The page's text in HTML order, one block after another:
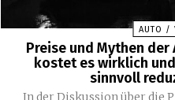
AUTO /
Preise und Mythen
kostet es wirklich
sinnvoll
In der Diskussion über die